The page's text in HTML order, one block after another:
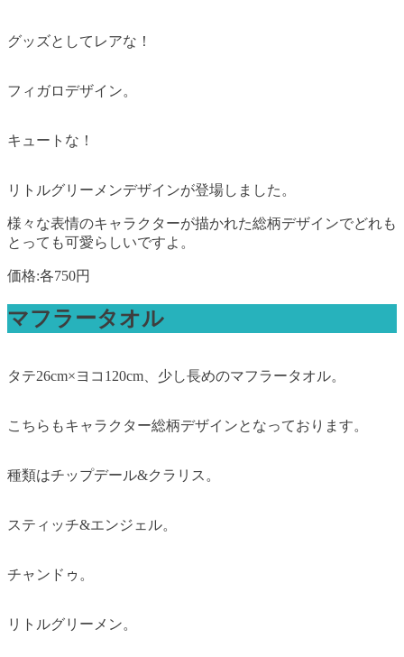
グッズとしてレアな！
フィガロデザイン。
キュートな！
リトルグリーメンデザインが登場しました。
様々な表情のキャラクターが描かれた総柄デザインでどれも
とっても可愛らしいですよ。
価格:各750円
マフラータオル
タテ26cm×ヨコ120cm、少し長めのマフラータオル。
こちらもキャラクター総柄デザインとなっております。
種類はチップデール&クラリス。
スティッチ&エンジェル。
チャンドゥ。
リトルグリーメン。